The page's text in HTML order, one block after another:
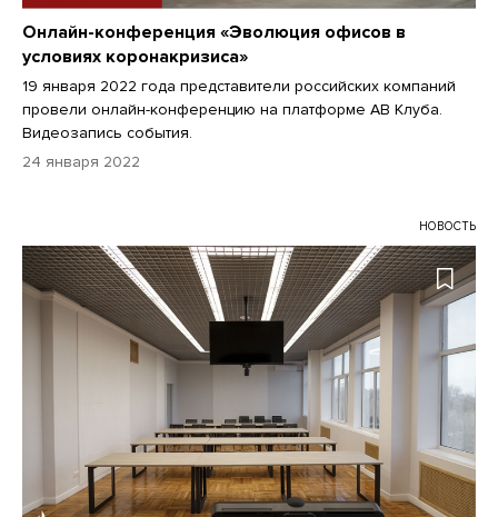
Онлайн-конференция «Эволюция офисов в
условиях коронакризиса»
19 января 2022 года представители российских компаний
провели онлайн-конференцию на платформе АВ Клуба.
Видеозапись события.
24 января 2022
НОВОСТЬ